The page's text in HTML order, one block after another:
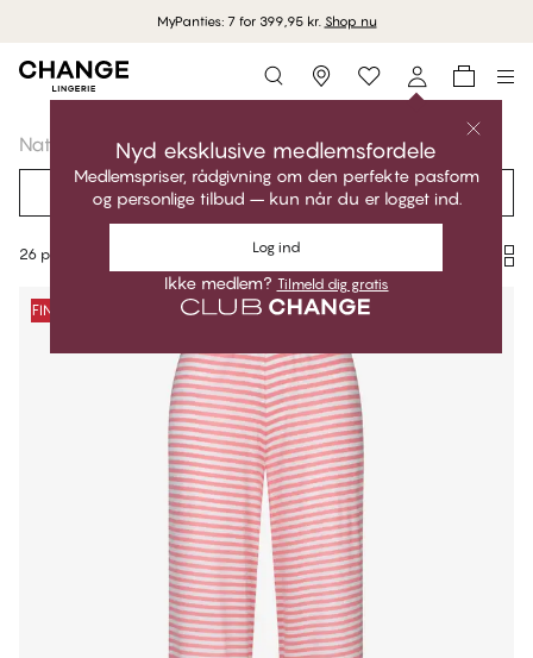
MyPanties: 7 for 399,95 kr. Shop nu
Storefinder
Nyd eksklusive medlemsfordele
Medlemspriser, rådgivning om den perfekte pasform
og personlige tilbud – kun når du er logget ind.
Log ind
Ikke medlem? Tilmeld dig gratis
Nattøj Pyjamas Pyjamas Bukser
Filtrér Anbefalet
26 produkter
Produkter
FINAL SALE -50%